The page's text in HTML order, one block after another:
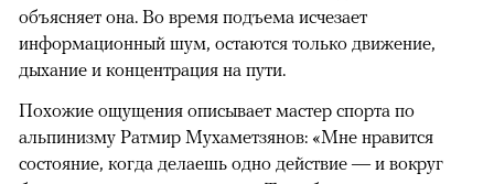
объясняет она. Во время подъема исчезает
информационный шум, остаются только движение,
дыхание и концентрация на пути.
Похожие ощущения описывает мастер спорта по
альпинизму Ратмир Мухаметзянов: «Мне нравится
состояние, когда делаешь одно действие — и вокруг